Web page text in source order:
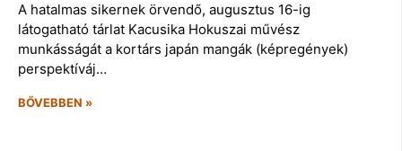
A hatalmas sikernek örvendő, augusztus 16-ig
látogatható tárlat Kacusika Hokuszai művész
munkásságát a kortárs japán mangák (képregények)
perspektíváj…
BŐVEBBEN »